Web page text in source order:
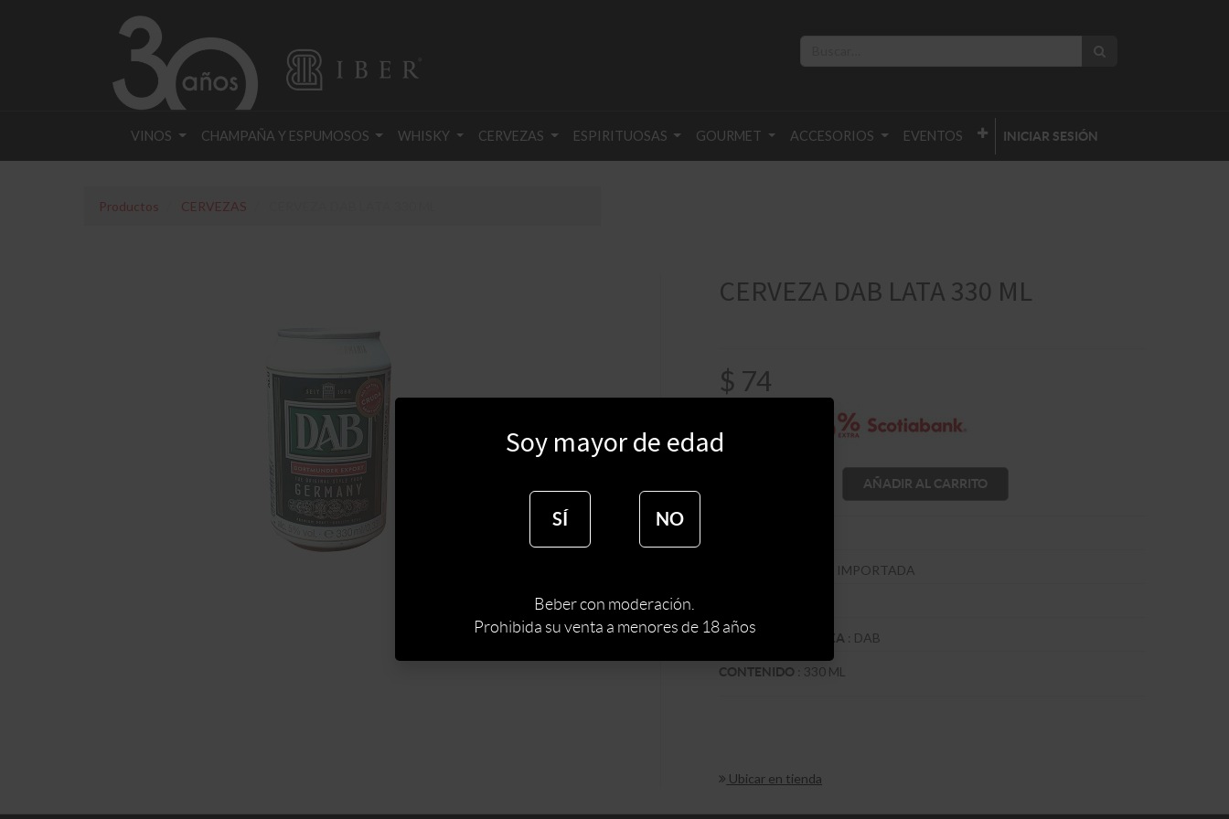
VINOS CHAMPAÑA Y ESPUMOSOS WHISKY CERVEZAS ESPIRITUOSAS GOURMET ACCESORIOS EVENTOS INICIAR SESIÓN
Productos CERVEZAS
CERVEZA DAB LATA 330 ML
$ 74
$
AÑADIR AL CARRITO
IMPORTADA
MARCA DE CERVEZA : DAB
CONTENIDO : 330 ML
Ubicar en tienda
Soy mayor de edad
SÍ NO
Beber con moderación.
Prohibida su venta a menores de 18 años